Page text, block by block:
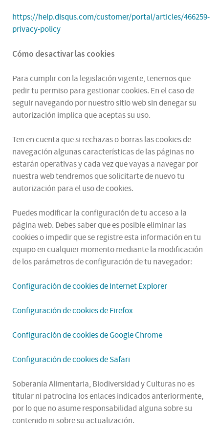
https://help.disqus.com/customer/portal/articles/466259-
privacy-policy
Cómo desactivar las cookies
Para cumplir con la legislación vigente, tenemos que
pedir tu permiso para gestionar cookies. En el caso de
seguir navegando por nuestro sitio web sin denegar su
autorización implica que aceptas su uso.
Ten en cuenta que si rechazas o borras las cookies de
navegación algunas características de las páginas no
estarán operativas y cada vez que vayas a navegar por
nuestra web tendremos que solicitarte de nuevo tu
autorización para el uso de cookies.
Puedes modificar la configuración de tu acceso a la
página web. Debes saber que es posible eliminar las
cookies o impedir que se registre esta información en tu
equipo en cualquier momento mediante la modificación
de los parámetros de configuración de tu navegador:
Configuración de cookies de Internet Explorer
Configuración de cookies de Firefox
Configuración de cookies de Google Chrome
Configuración de cookies de Safari
Soberanía Alimentaria, Biodiversidad y Culturas no es
titular ni patrocina los enlaces indicados anteriormente,
por lo que no asume responsabilidad alguna sobre su
contenido ni sobre su actualización.